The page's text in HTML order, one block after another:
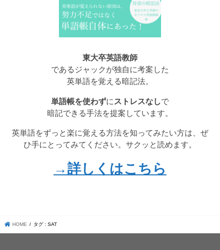
東大卒英語教師
であるジャックが独自に考案した
英単語を覚える暗記法。
単語帳を使わずに ストレスなしで
暗記できる手法を提案しています。
英単語をずっと楽に覚える方法を知ってみたい方は、ぜ
ひ手にとってみてください。サクッと読めます。
→詳しくはこちら
HOME タグ : SAT